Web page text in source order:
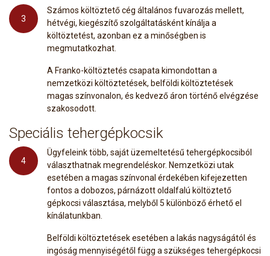
3
Számos költöztető cég általános fuvarozás mellett,
hétvégi, kiegészítő szolgáltatásként kínálja a
költöztetést, azonban ez a minőségben is
megmutatkozhat.
A Franko-költöztetés csapata kimondottan a
nemzetközi költöztetések, belföldi költöztetések
magas színvonalon, és kedvező áron történő elvégzése
szakosodott.
Speciális tehergépkocsik
4
Ügyfeleink több, saját üzemeltetésű tehergépkocsiból
választhatnak megrendeléskor. Nemzetközi utak
esetében a magas színvonal érdekében kifejezetten
fontos a dobozos, párnázott oldalfalú költöztető
gépkocsi választása, melyből 5 különböző érhető el
kínálatunkban.
Belföldi költöztetések esetében a lakás nagyságától és
ingóság mennyiségétől függ a szükséges tehergépkocsi